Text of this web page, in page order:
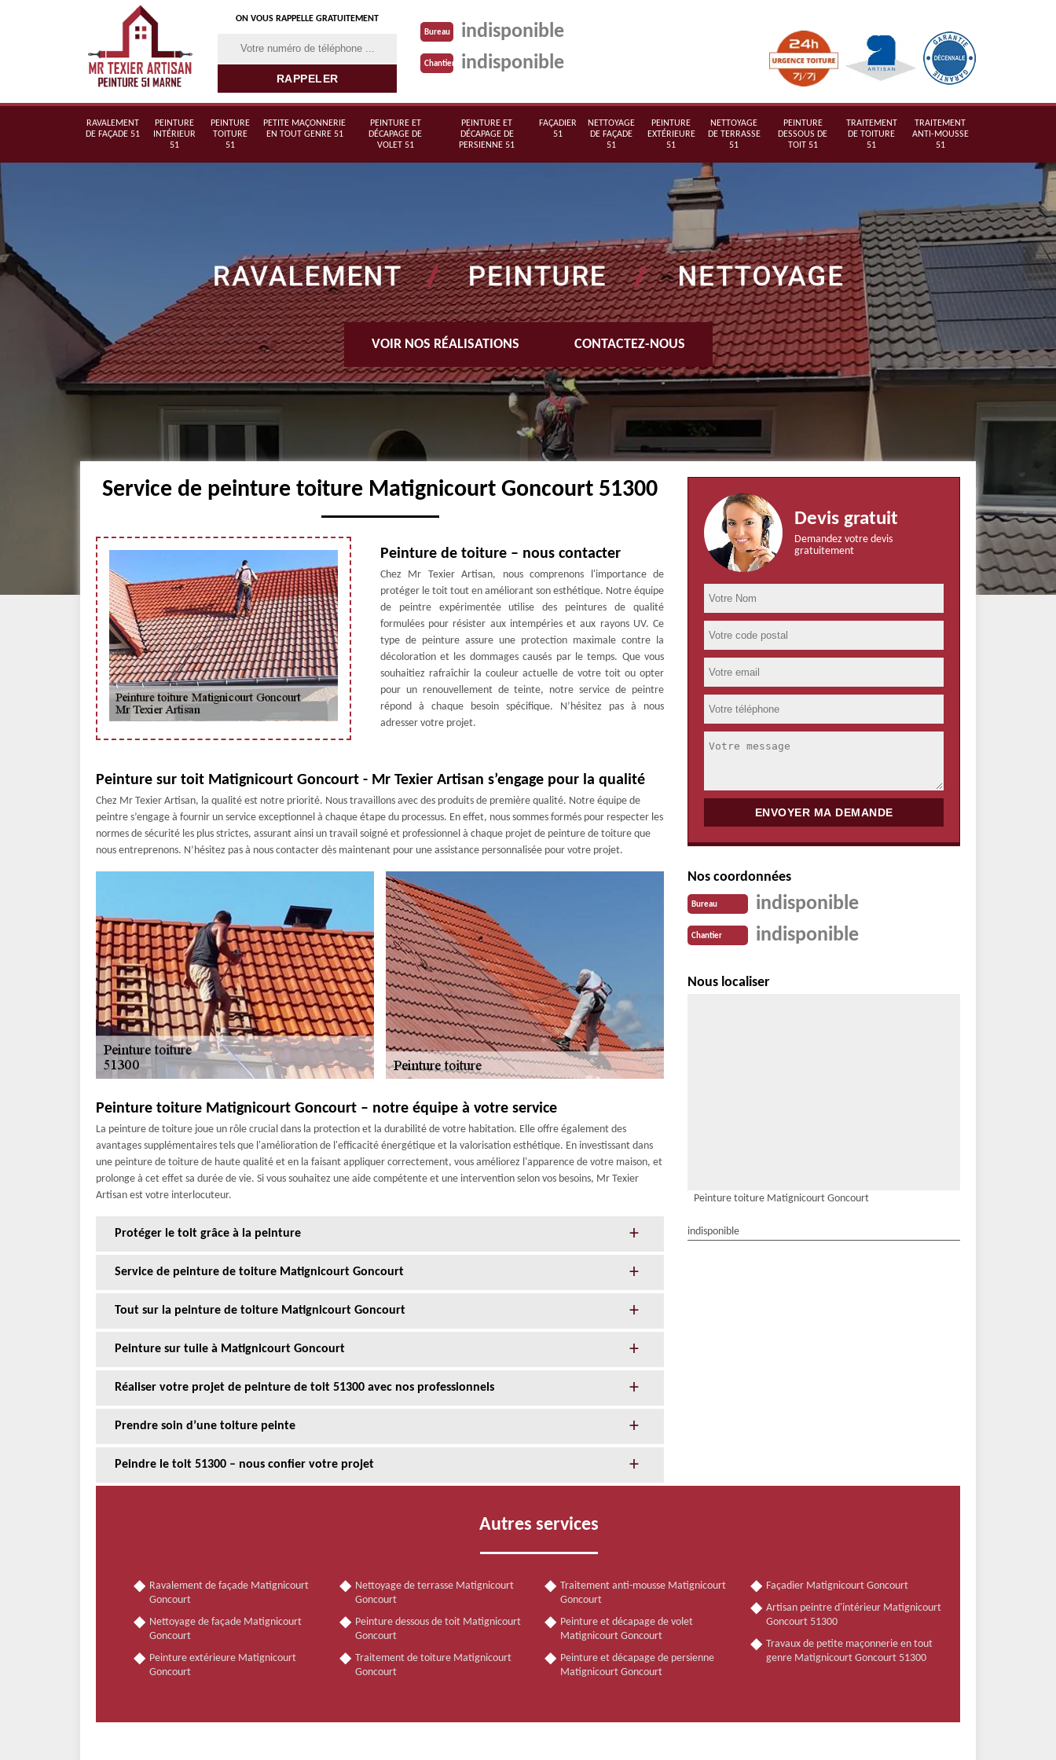
ON VOUS RAPPELLE GRATUITEMENT
Bureau indisponible
Chantier indisponible
RAVALEMENT
DE FAÇADE 51
PEINTURE
INTÉRIEUR
51
PEINTURE
TOITURE
51
PETITE MAÇONNERIE
EN TOUT GENRE 51
PEINTURE ET
DÉCAPAGE DE
VOLET 51
PEINTURE ET
DÉCAPAGE DE
PERSIENNE 51
FAÇADIER
51
NETTOYAGE
DE FAÇADE
51
PEINTURE
EXTÉRIEURE
51
NETTOYAGE
DE TERRASSE
51
PEINTURE
DESSOUS DE
TOIT 51
TRAITEMENT
DE TOITURE
51
TRAITEMENT
ANTI-MOUSSE
51
VOIR NOS RÉALISATIONS CONTACTEZ-NOUS
Service de peinture toiture Matignicourt Goncourt 51300
Peinture de toiture – nous contacter
Chez Mr Texier Artisan, nous comprenons l'importance de
protéger le toit tout en améliorant son esthétique. Notre équipe
de peintre expérimentée utilise des peintures de qualité
formulées pour résister aux intempéries et aux rayons UV. Ce
type de peinture assure une protection maximale contre la
décoloration et les dommages causés par le temps. Que vous
souhaitiez rafraîchir la couleur actuelle de votre toit ou opter
pour un renouvellement de teinte, notre service de peintre
répond à chaque besoin spécifique. N’hésitez pas à nous
adresser votre projet.
Peinture sur toit Matignicourt Goncourt - Mr Texier Artisan s’engage pour la qualité
Chez Mr Texier Artisan, la qualité est notre priorité. Nous travaillons avec des produits de première qualité. Notre équipe de
peintre s’engage à fournir un service exceptionnel à chaque étape du processus. En effet, nous sommes formés pour respecter les
normes de sécurité les plus strictes, assurant ainsi un travail soigné et professionnel à chaque projet de peinture de toiture que
nous entreprenons. N’hésitez pas à nous contacter dès maintenant pour une assistance personnalisée pour votre projet.
Peinture toiture Matignicourt Goncourt – notre équipe à votre service
La peinture de toiture joue un rôle crucial dans la protection et la durabilité de votre habitation. Elle offre également des
avantages supplémentaires tels que l'amélioration de l'efficacité énergétique et la valorisation esthétique. En investissant dans
une peinture de toiture de haute qualité et en la faisant appliquer correctement, vous améliorez l'apparence de votre maison, et
prolonge à cet effet sa durée de vie. Si vous souhaitez une aide compétente et une intervention selon vos besoins, Mr Texier
Artisan est votre interlocuteur.
Protéger le toit grâce à la peinture
Service de peinture de toiture Matignicourt Goncourt
Tout sur la peinture de toiture Matignicourt Goncourt
Peinture sur tuile à Matignicourt Goncourt
Réaliser votre projet de peinture de toit 51300 avec nos professionnels
Prendre soin d’une toiture peinte
Peindre le toit 51300 – nous confier votre projet
Devis gratuit
Demandez votre devis
gratuitement
Nos coordonnées
Bureau indisponible
Chantier indisponible
Nous localiser
Peinture toiture Matignicourt Goncourt
indisponible
Autres services
Ravalement de façade Matignicourt
Goncourt
Nettoyage de façade Matignicourt
Goncourt
Peinture extérieure Matignicourt
Goncourt
Nettoyage de terrasse Matignicourt
Goncourt
Peinture dessous de toit Matignicourt
Goncourt
Traitement de toiture Matignicourt
Goncourt
Traitement anti-mousse Matignicourt
Goncourt
Peinture et décapage de volet
Matignicourt Goncourt
Peinture et décapage de persienne
Matignicourt Goncourt
Façadier Matignicourt Goncourt
Artisan peintre d'intérieur Matignicourt
Goncourt 51300
Travaux de petite maçonnerie en tout
genre Matignicourt Goncourt 51300